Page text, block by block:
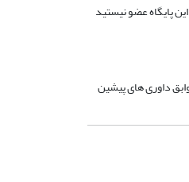
پایگاه عضو نیستید
داوری های پیشین